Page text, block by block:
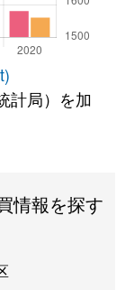
計局）を加
情報を探す